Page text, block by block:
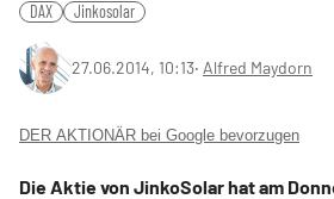
DAX Jinkosolar
27.06.2014, 10:13‧ Alfred Maydorn
DER AKTIONÄR bei Google bevorzugen
Die Aktie von JinkoSolar hat am